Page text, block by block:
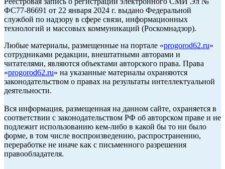
ФС77-86691 от 22 января 2024 г. выдано Федеральной
службой по надзору в сфере связи, информационных
технологий и массовых коммуникаций (Роскомнадзор).
Любые материалы, размещенные на портале «progorod62.ru»
сотрудниками редакции, внештатными авторами и
читателями, являются объектами авторского права. Права
«progorod62.ru» на указанные материалы охраняются
законодательством о правах на результаты интеллектуальной
деятельности.
Вся информация, размещенная на данном сайте, охраняется в
соответствии с законодательством РФ об авторском праве и не
подлежит использованию кем-либо в какой бы то ни было
форме, в том числе воспроизведению, распространению,
переработке не иначе как с письменного разрешения
правообладателя.